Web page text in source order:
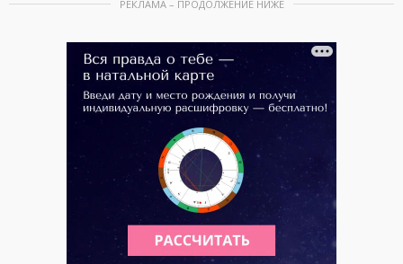
РЕКЛАМА – ПРОДОЛЖЕНИЕ НИЖЕ